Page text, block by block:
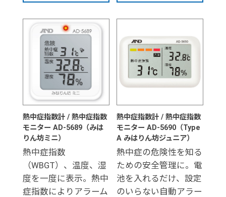
熱中症指数計 / 熱中症指数
モニター AD-5689（みは
りん坊ミニ）
熱中症指数
（WBGT）、温度、湿
度を一度に表示。熱中
症指数によりアラーム
熱中症指数計 / 熱中症指数
モニター AD-5690（Type
A みはりん坊ジュニア）
熱中症の危険性を知る
ための安全管理に。電
池を入れるだけ、設定
のいらない自動アラー